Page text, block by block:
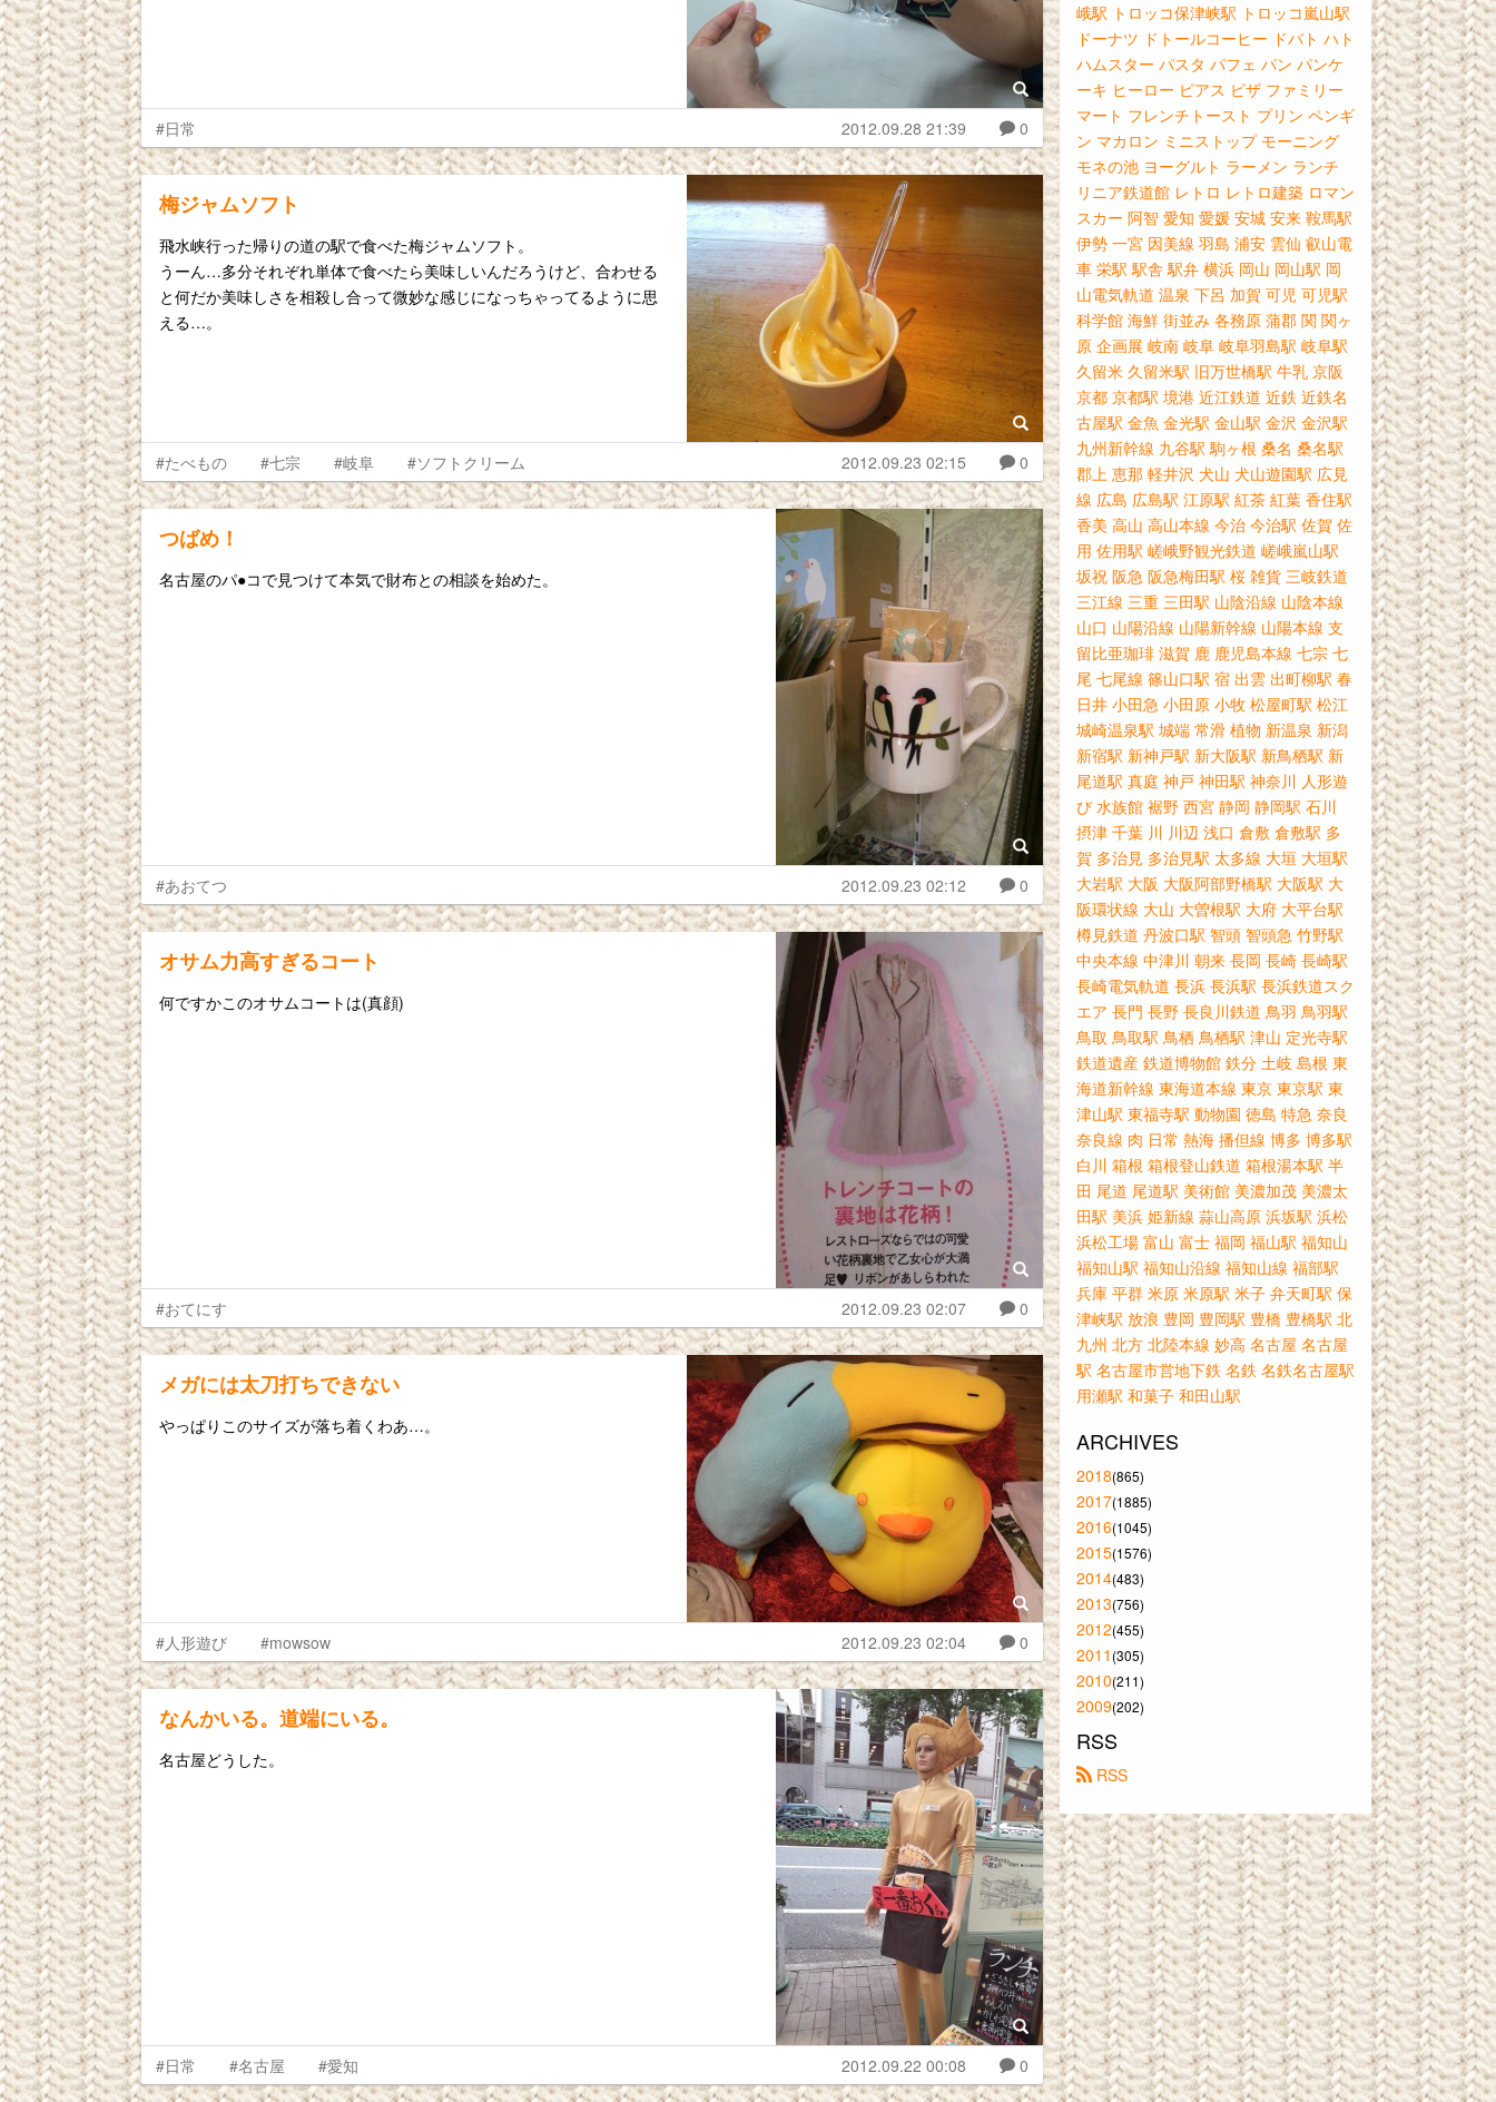
#日常 2012.09.28 21:39 0
梅ジャムソフト
飛水峡行った帰りの道の駅で食べた梅ジャムソフト。
うーん…多分それぞれ単体で食べたら美味しいんだろうけど、合わせる
と何だか美味しさを相殺し合って微妙な感じになっちゃってるように思
える…。
#たべもの #七宗 #岐阜 #ソフトクリーム 2012.09.23 02:15 0
つばめ！
名古屋のパ●コで見つけて本気で財布との相談を始めた。
#あおてつ 2012.09.23 02:12 0
オサム力高すぎるコート
何ですかこのオサムコートは(真顔)
#おてにす 2012.09.23 02:07 0
メガには太刀打ちできない
やっぱりこのサイズが落ち着くわあ…。
#人形遊び #mowsow 2012.09.23 02:04 0
なんかいる。道端にいる。
名古屋どうした。
#日常 #名古屋 #愛知 2012.09.22 00:08 0
峨駅 トロッコ保津峡駅 トロッコ嵐山駅
ドーナツ ドトールコーヒー ドバト ハト
ハムスター パスタ パフェ パン パンケ
ーキ ヒーロー ピアス ピザ ファミリー
マート フレンチトースト プリン ペンギ
ン マカロン ミニストップ モーニング
モネの池 ヨーグルト ラーメン ランチ
リニア鉄道館 レトロ レトロ建築 ロマン
スカー 阿智 愛知 愛媛 安城 安来 鞍馬駅
伊勢 一宮 因美線 羽島 浦安 雲仙 叡山電
車 栄駅 駅舎 駅弁 横浜 岡山 岡山駅 岡
山電気軌道 温泉 下呂 加賀 可児 可児駅
科学館 海鮮 街並み 各務原 蒲郡 関 関ヶ
原 企画展 岐南 岐阜 岐阜羽島駅 岐阜駅
久留米 久留米駅 旧万世橋駅 牛乳 京阪
京都 京都駅 境港 近江鉄道 近鉄 近鉄名
古屋駅 金魚 金光駅 金山駅 金沢 金沢駅
九州新幹線 九谷駅 駒ヶ根 桑名 桑名駅
郡上 恵那 軽井沢 犬山 犬山遊園駅 広見
線 広島 広島駅 江原駅 紅茶 紅葉 香住駅
香美 高山 高山本線 今治 今治駅 佐賀 佐
用 佐用駅 嵯峨野観光鉄道 嵯峨嵐山駅
坂祝 阪急 阪急梅田駅 桜 雑貨 三岐鉄道
三江線 三重 三田駅 山陰沿線 山陰本線
山口 山陽沿線 山陽新幹線 山陽本線 支
留比亜珈琲 滋賀 鹿 鹿児島本線 七宗 七
尾 七尾線 篠山口駅 宿 出雲 出町柳駅 春
日井 小田急 小田原 小牧 松屋町駅 松江
城崎温泉駅 城端 常滑 植物 新温泉 新潟
新宿駅 新神戸駅 新大阪駅 新鳥栖駅 新
尾道駅 真庭 神戸 神田駅 神奈川 人形遊
び 水族館 裾野 西宮 静岡 静岡駅 石川
摂津 千葉 川 川辺 浅口 倉敷 倉敷駅 多
賀 多治見 多治見駅 太多線 大垣 大垣駅
大岩駅 大阪 大阪阿部野橋駅 大阪駅 大
阪環状線 大山 大曽根駅 大府 大平台駅
樽見鉄道 丹波口駅 智頭 智頭急 竹野駅
中央本線 中津川 朝来 長岡 長崎 長崎駅
長崎電気軌道 長浜 長浜駅 長浜鉄道スク
エア 長門 長野 長良川鉄道 鳥羽 鳥羽駅
鳥取 鳥取駅 鳥栖 鳥栖駅 津山 定光寺駅
鉄道遺産 鉄道博物館 鉄分 土岐 島根 東
海道新幹線 東海道本線 東京 東京駅 東
津山駅 東福寺駅 動物園 徳島 特急 奈良
奈良線 肉 日常 熱海 播但線 博多 博多駅
白川 箱根 箱根登山鉄道 箱根湯本駅 半
田 尾道 尾道駅 美術館 美濃加茂 美濃太
田駅 美浜 姫新線 蒜山高原 浜坂駅 浜松
浜松工場 富山 富士 福岡 福山駅 福知山
福知山駅 福知山沿線 福知山線 福部駅
兵庫 平群 米原 米原駅 米子 弁天町駅 保
津峡駅 放浪 豊岡 豊岡駅 豊橋 豊橋駅 北
九州 北方 北陸本線 妙高 名古屋 名古屋
駅 名古屋市営地下鉄 名鉄 名鉄名古屋駅
用瀬駅 和菓子 和田山駅
ARCHIVES
2018(865)
2017(1885)
2016(1045)
2015(1576)
2014(483)
2013(756)
2012(455)
2011(305)
2010(211)
2009(202)
RSS
RSS